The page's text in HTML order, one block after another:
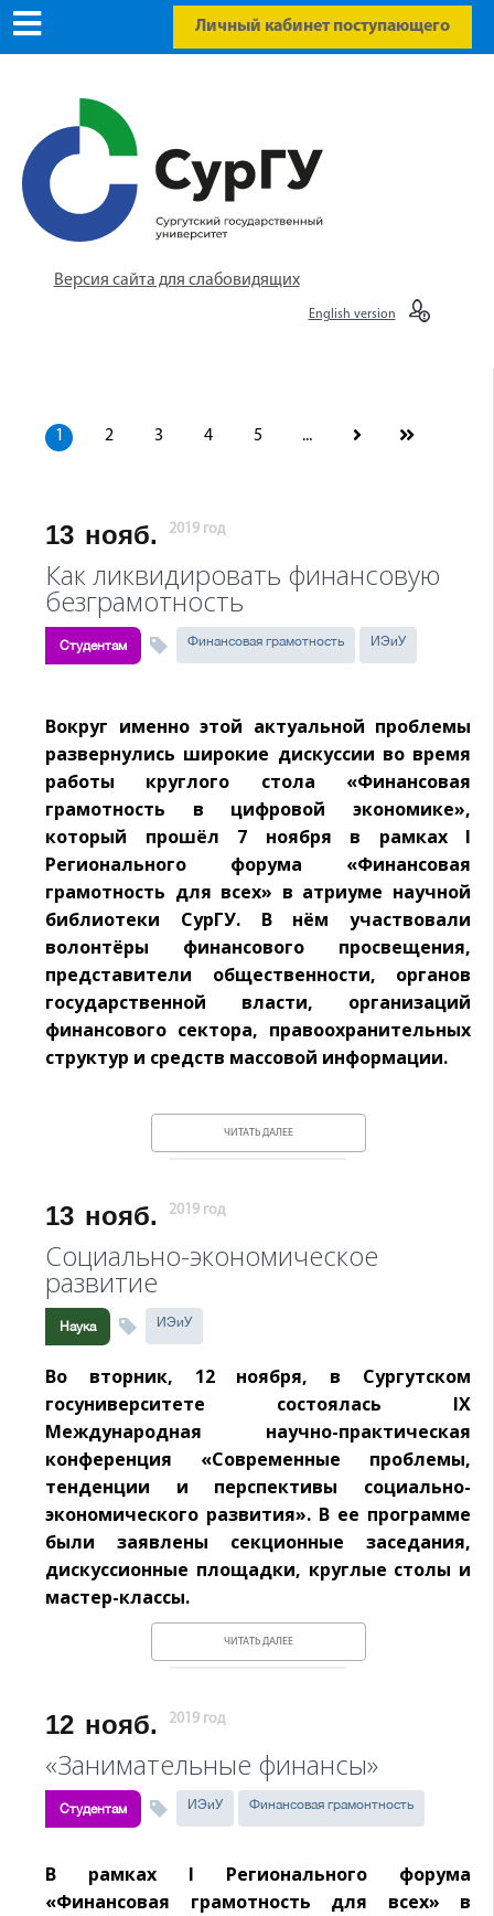
Личный кабинет поступающего
Версия сайта для слабовидящих
English version
1 2 3 4 5 ...
13 нояб. 2019 год
Как ликвидировать финансовую
безграмотность
Студентам Финансовая грамотность ИЭиУ
Вокруг именно этой актуальной проблемы
развернулись широкие дискуссии во время
работы круглого стола «Финансовая
грамотность в цифровой экономике»,
который прошёл 7 ноября в рамках I
Регионального форума «Финансовая
грамотность для всех» в атриуме научной
библиотеки СурГУ. В нём участвовали
волонтёры финансового просвещения,
представители общественности, органов
государственной власти, организаций
финансового сектора, правоохранительных
структур и средств массовой информации.
ЧИТАТЬ ДАЛЕЕ
13 нояб. 2019 год
Социально-экономическое
развитие
Наука ИЭиУ
Во вторник, 12 ноября, в Сургутском
госуниверситете состоялась IХ
Международная научно-практическая
конференция «Современные проблемы,
тенденции и перспективы социально-
экономического развития». В ее программе
были заявлены секционные заседания,
дискуссионные площадки, круглые столы и
мастер-классы.
ЧИТАТЬ ДАЛЕЕ
12 нояб. 2019 год
«Занимательные финансы»
Студентам ИЭиУ Финансовая грамонтность
В рамках I Регионального форума
«Финансовая грамотность для всех» в